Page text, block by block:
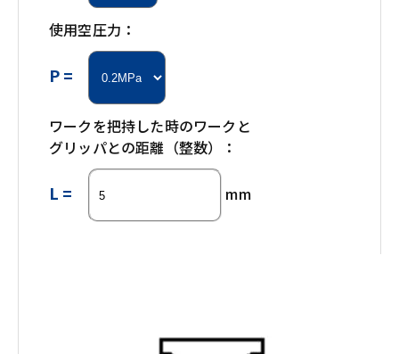
使用空圧力：
P =
ワークを把持した時のワークと
グリッパとの距離（整数）：
L = mm